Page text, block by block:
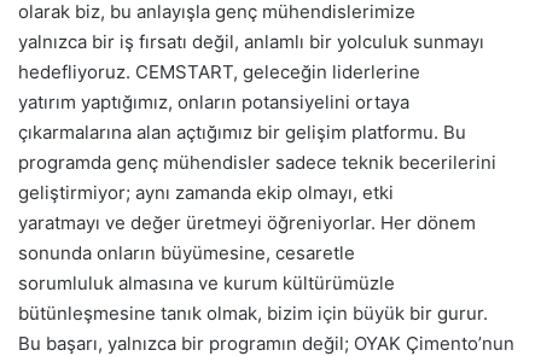
olarak biz, bu anlayışla genç mühendislerimize
yalnızca bir iş fırsatı değil, anlamlı bir yolculuk sunmayı
hedefliyoruz. CEMSTART, geleceğin liderlerine
yatırım yaptığımız, onların potansiyelini ortaya
çıkarmalarına alan açtığımız bir gelişim platformu. Bu
programda genç mühendisler sadece teknik becerilerini
geliştirmiyor; aynı zamanda ekip olmayı, etki
yaratmayı ve değer üretmeyi öğreniyorlar. Her dönem
sonunda onların büyümesine, cesaretle
sorumluluk almasına ve kurum kültürümüzle
bütünleşmesine tanık olmak, bizim için büyük bir gurur.
Bu başarı, yalnızca bir programın değil; OYAK Çimento’nun